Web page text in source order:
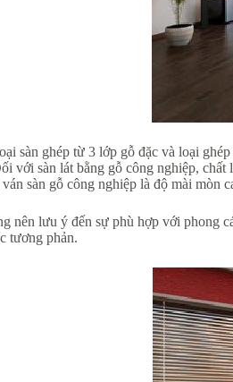
sàn ghép từ 3 lớp gỗ đặc và loại
với sàn lát bằng gỗ công nghiệp,
sàn gỗ công nghiệp là độ mài mòn
nên lưu ý đến sự phù hợp với phong
tương phản.